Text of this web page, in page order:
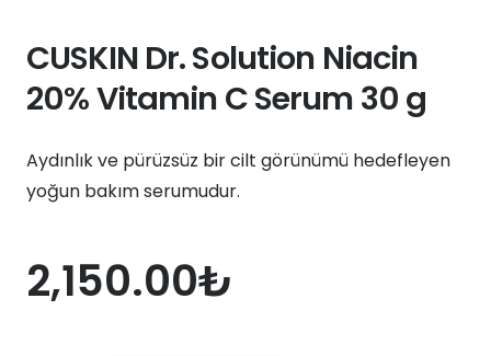
CUSKIN Dr. Solution Niacin
20% Vitamin C Serum 30 g
Aydınlık ve pürüzsüz bir cilt görünümü hedefleyen
yoğun bakım serumudur.
2,150.00₺